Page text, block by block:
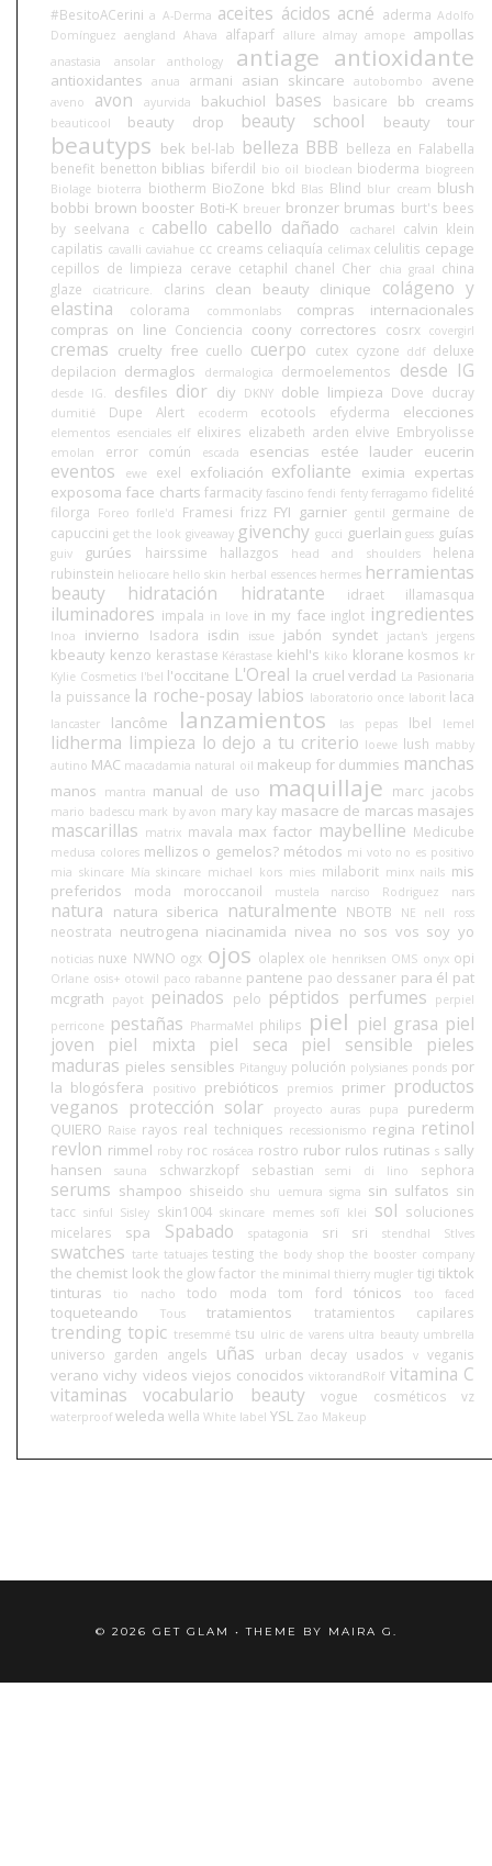
#BesitoACerini a A-Derma aceites ácidos acné aderma Adolfo
Domínguez aengland Ahava alfaparf allure almay amope ampollas
anastasia ansolar anthology antiage antioxidante
antioxidantes anua armani asian skincare autobombo avene
aveno avon ayurvida bakuchiol bases basicare bb creams
beauticool beauty drop beauty school beauty tour
beautyps bek bel-lab belleza BBB belleza en Falabella
benefit benetton biblias biferdil bio oil bioclean bioderma biogreen
Biolage bioterra biotherm BioZone bkd Blas Blind blur cream blush
bobbi brown booster Boti-K breuer bronzer brumas burt's bees
by seelvana
c cabello cabello dañado cacharel
calvin klein
capilatis cavalli caviahue cc creams celiaquía celimax celulitis cepage
cepillos de limpieza cerave cetaphil chanel Cher chia graal china
glaze
cicatricure. clarins clean beauty clinique
colágeno y
elastina
colorama commonlabs
compras internacionales
compras on line Conciencia coony correctores cosrx covergirl
cremas cruelty free cuello cuerpo cutex cyzone ddf deluxe
depilacion dermaglos dermalogica dermoelementos desde IG
desde IG. desfiles dior diy DKNY doble limpieza Dove ducray
dumitié Dupe Alert ecoderm ecotools efyderma elecciones
elementos esenciales elf elixires elizabeth arden elvive Embryolisse
emolan error común escada esencias estée lauder eucerin
eventos ewe exel exfoliación exfoliante eximia expertas
exposoma face charts farmacity fascino fendi fenty ferragamo fidelité
filorga
Foreo forlle'd Framesi frizz FYI garnier gentil germaine de
capuccini get the look giveaway givenchy gucci guerlain guess guías
guiv gurúes hairssime hallazgos head and shoulders
helena
rubinstein heliocare hello skin herbal essences hermes herramientas
beauty
hidratación hidratante idraet illamasqua
iluminadores impala in love in my face inglot ingredientes
Inoa invierno Isadora isdin issue jabón syndet jactan's jergens
kbeauty kenzo kerastase Kérastase kiehl's kiko klorane kosmos kr
Kylie Cosmetics l'bel l'occitane L'Oreal la cruel verdad La Pasionaria
la puissance la roche-posay labios laboratorio once laborit laca
lancaster lancôme lanzamientos las pepas lbel lemel
lidherma limpieza lo dejo a tu criterio loewe lush mabby
autino MAC macadamia natural oil makeup for dummies manchas
manos mantra manual de uso maquillaje marc jacobs
mario badescu mark by avon mary kay masacre de marcas masajes
mascarillas matrix mavala max factor maybelline Medicube
medusa colores mellizos o gemelos? métodos mi voto no es positivo
mia skincare Mía skincare michael kors mies milaborit minx nails mis
preferidos
moda moroccanoil mustela narciso Rodriguez nars
natura natura siberica naturalmente NBOTB NE nell ross
neostrata neutrogena niacinamida nivea no sos vos soy yo
noticias nuxe NWNO ogx ojos olaplex ole henriksen OMS onyx opi
Orlane osis+ otowil paco rabanne pantene pao dessaner para él pat
mcgrath
payot peinados pelo péptidos perfumes
perpiel
perricone pestañas PharmaMel philips piel piel grasa piel
joven
piel mixta piel seca piel sensible
pieles
maduras pieles sensibles Pitanguy polución polysianes ponds por
la blogósfera
positivo prebióticos premios primer productos
veganos protección solar proyecto auras pupa
purederm
QUIERO Raise rayos real techniques recessionismo regina retinol
revlon rimmel roby roc rosácea rostro rubor rulos rutinas s sally
hansen
sauna schwarzkopf sebastian semi di lino sephora
serums shampoo shiseido shu uemura sigma sin sulfatos sin
tacc sinful Sisley skin1004 skincare memes sofí klei sol soluciones
micelares
spa Spabado spatagonia sri sri stendhal StIves
swatches tarte tatuajes testing the body shop the booster company
the chemist look the glow factor the minimal thierry mugler tigi tiktok
tinturas
tio nacho todo moda tom ford tónicos too faced
toqueteando Tous tratamientos tratamientos capilares
trending topic tresemmé tsu ulric de varens ultra beauty umbrella
universo garden angels uñas urban decay usados v veganis
verano vichy videos viejos conocidos viktorandRolf vitamina C
vitaminas
vocabulario beauty vogue cosméticos vz
waterproof weleda wella White label YSL Zao Makeup
© 2026 GET GLAM • THEME BY MAIRA G.